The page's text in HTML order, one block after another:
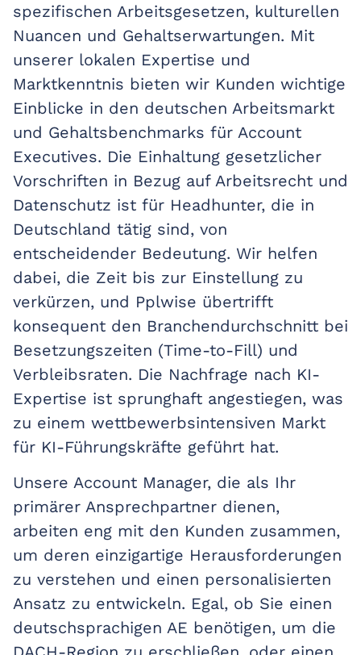
spezifischen Arbeitsgesetzen, kulturellen
Nuancen und Gehaltserwartungen. Mit
unserer lokalen Expertise und
Marktkenntnis bieten wir Kunden wichtige
Einblicke in den deutschen Arbeitsmarkt
und Gehaltsbenchmarks für Account
Executives. Die Einhaltung gesetzlicher
Vorschriften in Bezug auf Arbeitsrecht und
Datenschutz ist für Headhunter, die in
Deutschland tätig sind, von
entscheidender Bedeutung. Wir helfen
dabei, die Zeit bis zur Einstellung zu
verkürzen, und Pplwise übertrifft
konsequent den Branchendurchschnitt bei
Besetzungszeiten (Time-to-Fill) und
Verbleibsraten. Die Nachfrage nach KI-
Expertise ist sprunghaft angestiegen, was
zu einem wettbewerbsintensiven Markt
für KI-Führungskräfte geführt hat.
Unsere Account Manager, die als Ihr
primärer Ansprechpartner dienen,
arbeiten eng mit den Kunden zusammen,
um deren einzigartige Herausforderungen
zu verstehen und einen personalisierten
Ansatz zu entwickeln. Egal, ob Sie einen
deutschsprachigen AE benötigen, um die